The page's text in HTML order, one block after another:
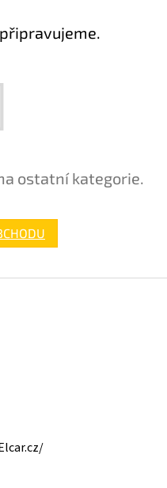
ostatní kategorie.